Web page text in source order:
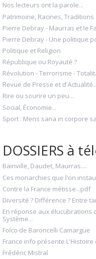
Nos lecteurs ont la parole...
Patrimoine, Racines, Traditions
Pierre Debray - Maurras et le
Pierre Debray - Une politique
Politique et Religion
République ou Royauté ?
Révolution - Terrorisme -
Revue de Presse et
Rire ou sourire un peu...
Social, Économie...
Sport : Mens sana in corpore
DOSSIERS à
Bainville, Daudet, Maurras....
Ces monarchies que l'on
Contre la France métisse...pdf
Diversité ? Différence ? Entre
En réponse aux élucubrations
Système...
Folco de Baroncelli Camargue
France info présente L'Histoire
Frédéric Mistral